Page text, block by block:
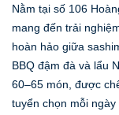
Nằm tại số 106
mang đến trải
hoàn hảo giữa
BBQ đậm đà và lẩu
60–65 món, được
tuyển chọn mỗi